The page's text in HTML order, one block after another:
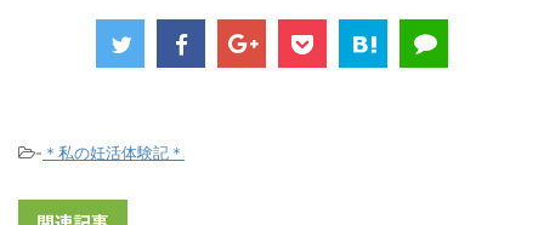
- ＊私の妊活体験記＊